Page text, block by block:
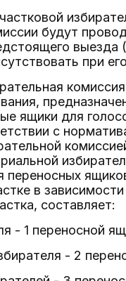
будут
выезда
при
ящики для
с
переносных
в
составляет:
- 1 переносной
- 2